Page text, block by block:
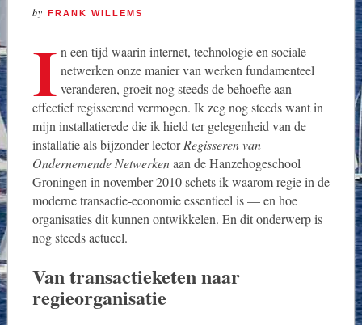
by FRANK WILLEMS
I n een tijd waarin internet, technologie en sociale
netwerken onze manier van werken fundamenteel
veranderen, groeit nog steeds de behoefte aan
effectief regisserend vermogen. Ik zeg nog steeds want in
mijn installatierede die ik hield ter gelegenheid van de
installatie als bijzonder lectorRegisseren van
Ondernemende Netwerkenaan de Hanzehogeschool
Groningen in november 2010 schets ik waarom regie in de
moderne transactie‑economie essentieel is — en hoe
organisaties dit kunnen ontwikkelen. En dit onderwerp is
nog steeds actueel.
Van transactieketen naar
regieorganisatie